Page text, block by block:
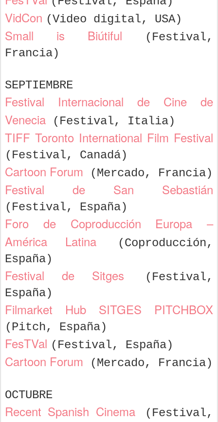
VidCon (Video digital, USA)
Small is Biútiful
(Festival,
Francia)
SEPTIEMBRE
Festival Internacional de Cine de
Venecia (Festival, Italia)
TIFF Toronto International Film Festival
(Festival, Canadá)
Cartoon Forum (Mercado, Francia)
Festival de San Sebastián
(Festival, España)
Foro de Coproducción Europa –
América Latina (Coproducción,
España)
Festival de Sitges (Festival,
España)
Filmarket Hub SITGES PITCHBOX
(Pitch, España)
FesTVal (Festival, España)
Cartoon Forum (Mercado, Francia)
OCTUBRE
Recent Spanish Cinema(Festival,